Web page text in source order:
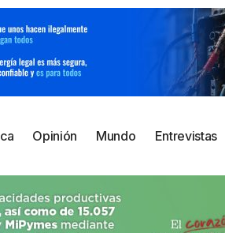
Opinión Mundo Entrevistas